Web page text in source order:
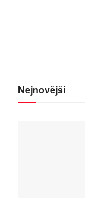
Nejnovější